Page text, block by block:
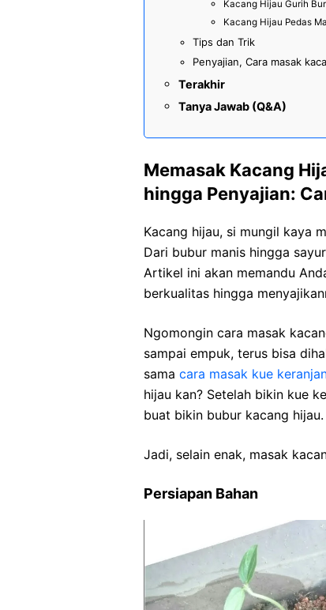
Kacang Hijau Gurih
Kacang Hijau Pedas
Tips dan Trik
Penyajian, Cara masak
Terakhir
Tanya Jawab (Q&A)
Memasak Kacang
hingga Penyajian:
Kacang hijau, si mungil kaya
Dari bubur manis hingga
Artikel ini akan memandu
berkualitas hingga
Ngomongin cara masak
sampai empuk, terus bisa
sama cara masak kue
hijau kan? Setelah bikin kue
buat bikin bubur kacang hijau.
Jadi, selain enak, masak
Persiapan Bahan